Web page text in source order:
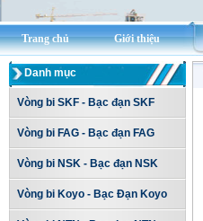
Trang chủ Giới thiệu
Danh mục
Vòng bi SKF - Bạc đạn SKF
Vòng bi FAG - Bạc đạn FAG
Vòng bi NSK - Bạc đạn NSK
Vòng bi Koyo - Bạc Đạn Koyo